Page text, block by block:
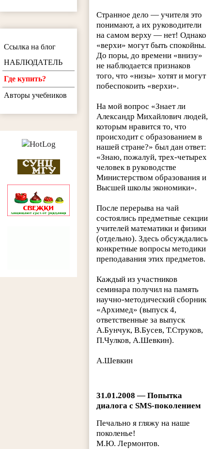
Странное дело — учителя это
понимают, а их руководители
на самом верху — нет! Однако
«верхи» могут быть спокойны.
До поры, до времени «внизу»
не наблюдается признаков
того, что «низы» хотят и могут
побеспокоить «верхи».
На мой вопрос «Знает ли
Александр Михайлович людей,
которым нравится то, что
происходит с образованием в
нашей стране?» был дан ответ:
«Знаю, пожалуй, трех-четырех
человек в руководстве
Министерством образования и
Высшей школы экономики».
После перерыва на чай
состоялись предметные секции
учителей математики и физики
(отдельно). Здесь обсуждались
конкретные вопросы методики
преподавания этих предметов.
Каждый из участников
семинара получил на память
научно-методический сборник
«Архимед» (выпуск 4,
ответственные за выпуск
А.Бунчук, В.Бусев, Т.Струков,
П.Чулков, А.Шевкин).
А.Шевкин
31.01.2008 — Попытка
диалога с SMS-поколением
Печально я гляжу на наше
поколенье!
М.Ю. Лермонтов.
Ссылка на блог
НАБЛЮДАТЕЛЬ
Где купить?
Авторы учебников